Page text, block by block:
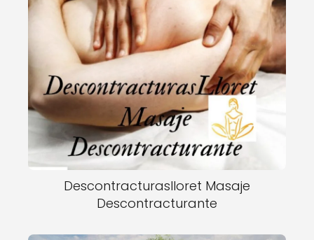
Descontracturaslloret Masaje
Descontracturante